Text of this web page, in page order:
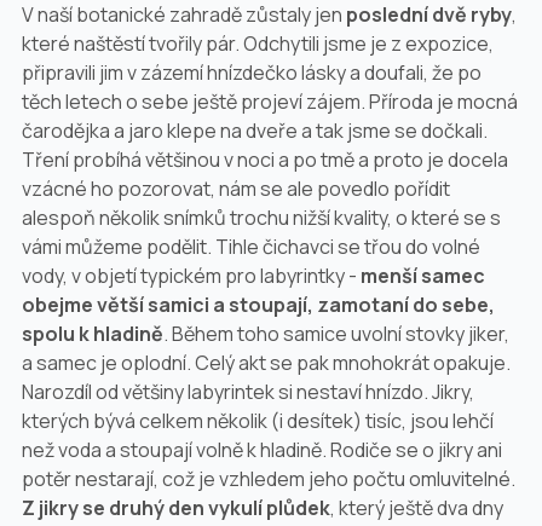
V naší botanické zahradě zůstaly jen poslední dvě ryby,
které naštěstí tvořily pár. Odchytili jsme je z expozice,
připravili jim v zázemí hnízdečko lásky a doufali, že po
těch letech o sebe ještě projeví zájem. Příroda je mocná
čarodějka a jaro klepe na dveře a tak jsme se dočkali.
Tření probíhá většinou v noci a po tmě a proto je docela
vzácné ho pozorovat, nám se ale povedlo pořídit
alespoň několik snímků trochu nižší kvality, o které se s
vámi můžeme podělit. Tihle čichavci se třou do volné
vody, v objetí typickém pro labyrintky - menší samec
obejme větší samici a stoupají, zamotaní do sebe,
spolu k hladině. Během toho samice uvolní stovky jiker,
a samec je oplodní. Celý akt se pak mnohokrát opakuje.
Narozdíl od většiny labyrintek si nestaví hnízdo. Jikry,
kterých bývá celkem několik (i desítek) tisíc, jsou lehčí
než voda a stoupají volně k hladině. Rodiče se o jikry ani
potěr nestarají, což je vzhledem jeho počtu omluvitelné.
Z jikry se druhý den vykulí plůdek, který ještě dva dny